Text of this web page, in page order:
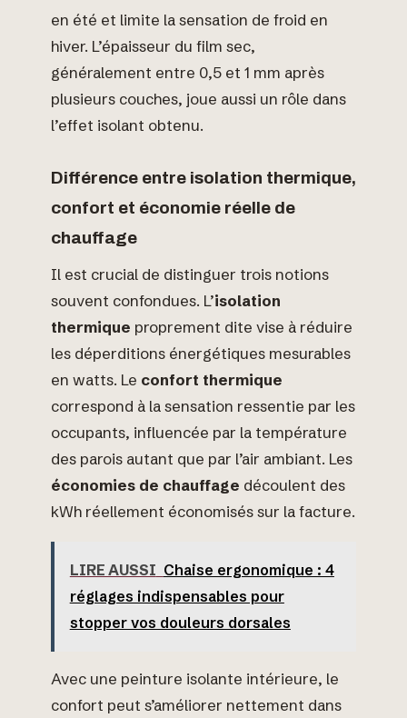
en été et limite la sensation de froid en
hiver. L’épaisseur du film sec,
généralement entre 0,5 et 1 mm après
plusieurs couches, joue aussi un rôle dans
l’effet isolant obtenu.
Différence entre isolation thermique,
confort et économie réelle de
chauffage
Il est crucial de distinguer trois notions
souvent confondues. L’isolation
thermique proprement dite vise à réduire
les déperditions énergétiques mesurables
en watts. Le confort thermique
correspond à la sensation ressentie par les
occupants, influencée par la température
des parois autant que par l’air ambiant. Les
économies de chauffage découlent des
kWh réellement économisés sur la facture.
LIRE AUSSI Chaise ergonomique : 4
réglages indispensables pour
stopper vos douleurs dorsales
Avec une peinture isolante intérieure, le
confort peut s’améliorer nettement dans